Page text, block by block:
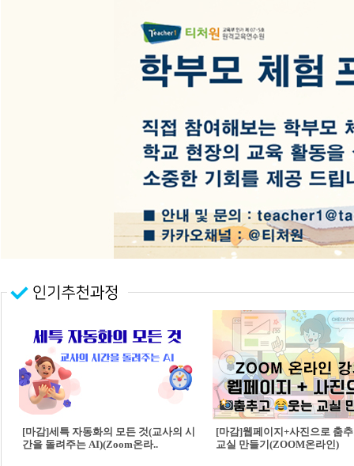
[마감]세특 자동화의 모든 것(교사의 시
간을 돌려주는 AI)(Zoom온라..
[마감]웹페이지+사진으로 춤
교실 만들기(ZOOM온라인)